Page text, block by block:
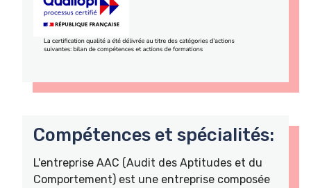
Compétences et spécialités:
L'entreprise AAC (Audit des Aptitudes et du
Comportement) est une entreprise composée